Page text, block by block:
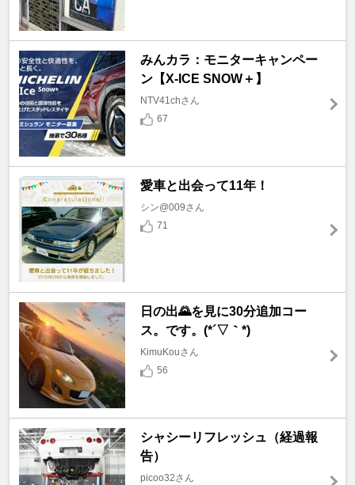
みんカラ：モニターキャンペー
ン【X-ICE SNOW＋】
NTV41chさん
67
愛車と出会って11年！
シン@009さん
71
日の出🌄を見に30分追加コー
ス。です。(*´▽｀*)
KimuKouさん
56
シャシーリフレッシュ（経過報
告）
picoo32さん